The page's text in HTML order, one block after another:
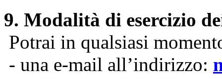
9. Modalità di esercizio
Potrai in qualsiasi
- una e-mail all’indirizzo: